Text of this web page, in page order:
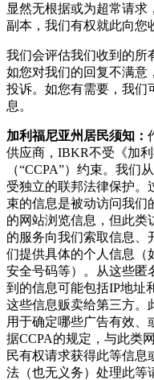
显然无根据或为超常请求
副本，我们有权就此向您
我们会评估我们收到的所
如您对我们的回复不满意
投诉。如您有需要，我们
息。
加利福尼亚州居民须知：
供应商，IBKR不受《加
（“CCPA”）约束。我们
受独立的联邦法律保护。
束的信息是被动访问我们
的网站浏览信息，但此类
的服务向我们索取信息、
们提供具体的个人信息（
安全号码等）。从这些匿
到的信息可能包括IP地址
这些信息贩卖给第三方。
用于确定哪些广告有效、
据CCPA的规定，与此类
民有权请求获得此等信息
法（也无义务）处理此等